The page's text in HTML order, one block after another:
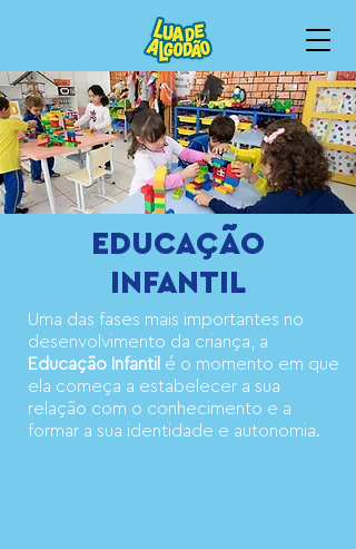
EDUCAÇÃO
INFANTIL
Uma das fases mais importantes no
desenvolvimento da criança, a
Educação Infantil é o momento em que
ela começa a estabelecer a sua
relação com o conhecimento e a
formar a sua identidade e autonomia.